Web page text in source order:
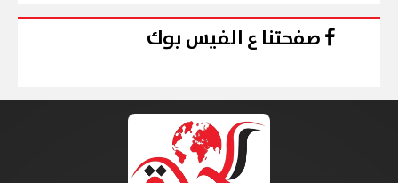
صفحتنا ع الفيس بوك